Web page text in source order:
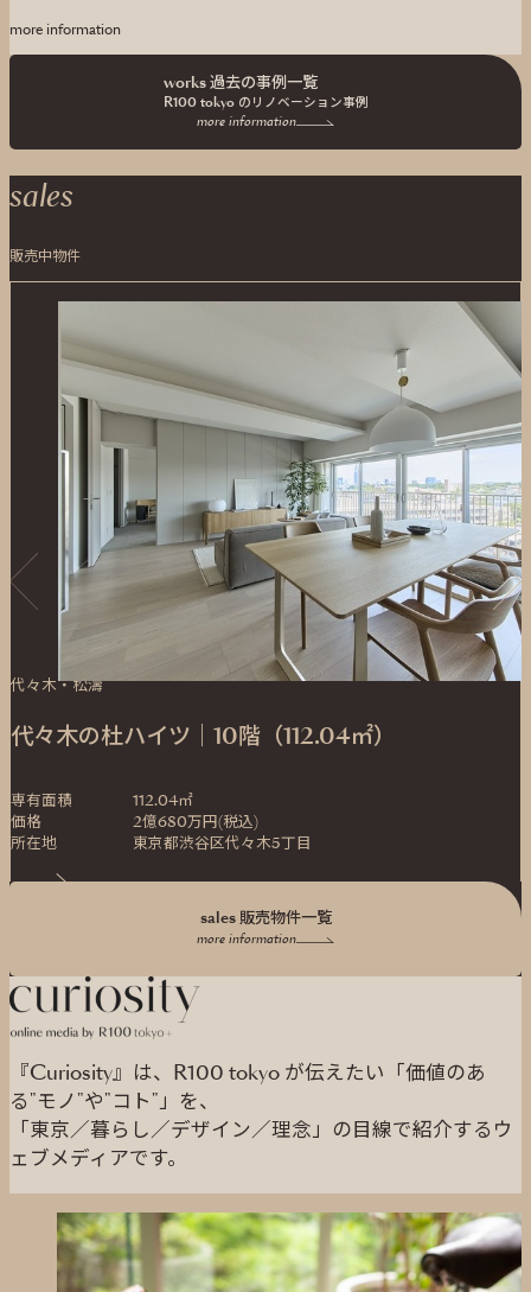
more information
works 過去の事例一覧
R100 tokyo の リノベーション事例
more information
sales
販売中物件
代々木・松濤
代々木の杜ハイツ｜10階（112.04㎡）
専有面積
112.04㎡
価格
2億680万円(税込)
所在地
東京都渋谷区代々木5丁目
sales 販売物件一覧
more information
『Curiosity』は、R100 tokyo が伝えたい「価値のあ
る"モノ"や"コト"」を、
「東京／暮らし／デザイン／理念」の目線で紹介するウ
ェブメディアです。